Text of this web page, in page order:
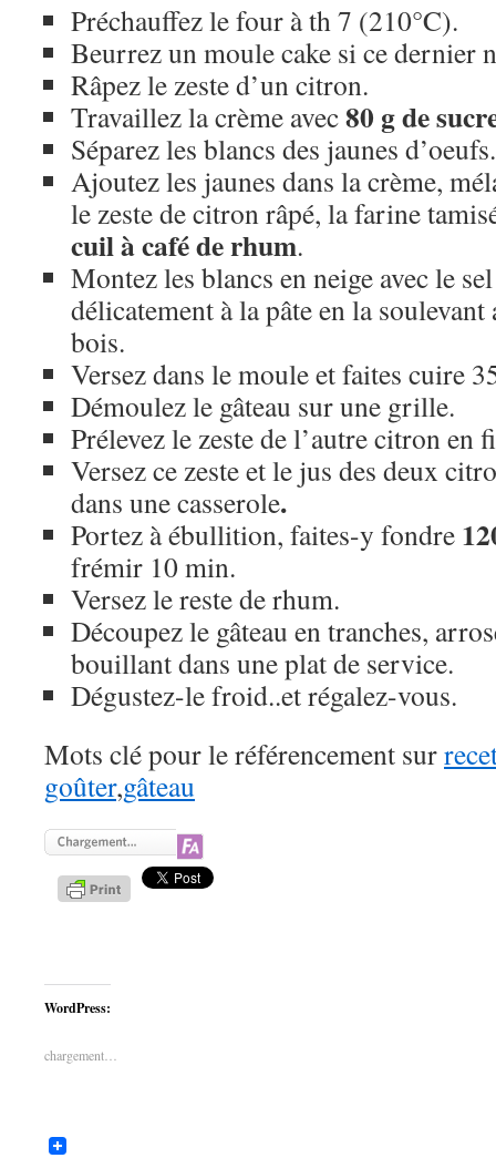
Préchauffez le four à th 7 (210°C).
Beurrez un moule cake si ce dernier
Râpez le zeste d’un citron.
Travaillez la crème avec80 g de
Séparez les blancs des jaunes d’oeufs.
Ajoutez les jaunes dans la crème,
le zeste de citron râpé, la farine
cuil à café de rhum.
Montez les blancs en neige avec le
délicatement à la pâte en la soulevant
bois.
Versez dans le moule et faites cuire
Démoulez le gâteau sur une grille.
Prélevez le zeste de l’autre citron en
Versez ce zeste et le jus des deux
dans une casserole.
Portez à ébullition, faites-y fondre
frémir 10 min.
Versez le reste de rhum.
Découpez le gâteau en tranches,
bouillant dans une plat de service.
Dégustez-le froid..et régalez-vous.
Mots clé pour le référencement sur
goûter,gâteau
WordPress:
chargement…